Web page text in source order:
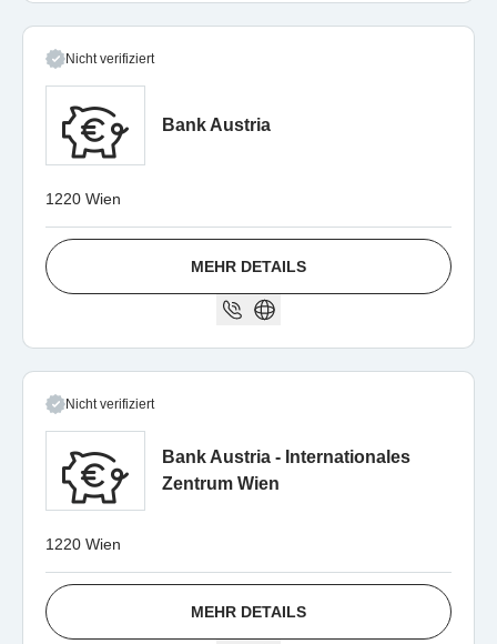
Nicht verifiziert
Bank Austria
1220 Wien
MEHR DETAILS
Nicht verifiziert
Bank Austria - Internationales
Zentrum Wien
1220 Wien
MEHR DETAILS